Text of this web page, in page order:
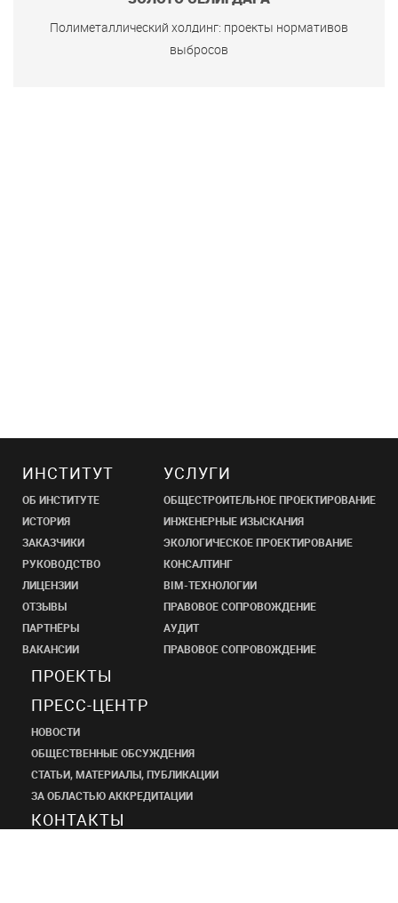
Полиметаллический холдинг: проекты нормативов
выбросов
ИНСТИТУТ
ОБ ИНСТИТУТЕ
ИСТОРИЯ
ЗАКАЗЧИКИ
РУКОВОДСТВО
ЛИЦЕНЗИИ
ОТЗЫВЫ
ПАРТНЁРЫ
ВАКАНСИИ
УСЛУГИ
ОБЩЕСТРОИТЕЛЬНОЕ ПРОЕКТИРОВАНИЕ
ИНЖЕНЕРНЫЕ ИЗЫСКАНИЯ
ЭКОЛОГИЧЕСКОЕ ПРОЕКТИРОВАНИЕ
КОНСАЛТИНГ
BIM-ТЕХНОЛОГИИ
ПРАВОВОЕ СОПРОВОЖДЕНИЕ
АУДИТ
ПРАВОВОЕ СОПРОВОЖДЕНИЕ
ПРОЕКТЫ
ПРЕСС-ЦЕНТР
НОВОСТИ
ОБЩЕСТВЕННЫЕ ОБСУЖДЕНИЯ
СТАТЬИ, МАТЕРИАЛЫ, ПУБЛИКАЦИИ
ЗА ОБЛАСТЬЮ АККРЕДИТАЦИИ
КОНТАКТЫ